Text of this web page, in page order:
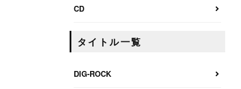
CD
タイトル一覧
DIG-ROCK